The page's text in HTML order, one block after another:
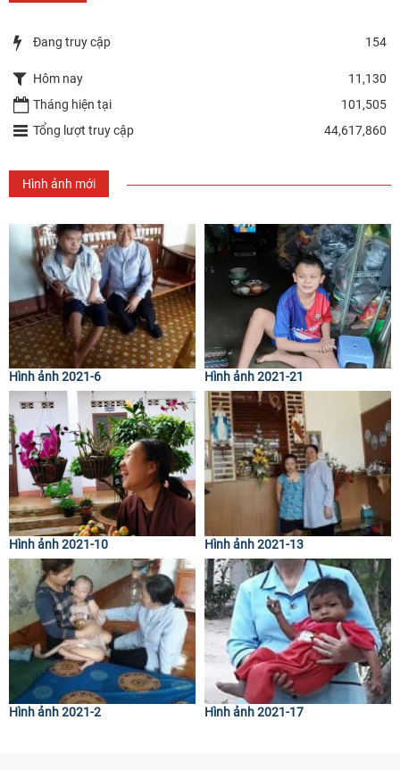
Đang truy cập 154
Hôm nay
11,130
Tháng hiện tại
101,505
Tổng lượt truy cập
44,617,860
Hình ảnh mới
Hình ảnh 2021-6 Hình ảnh 2021-21
Hình ảnh 2021-10 Hình ảnh 2021-13
Hình ảnh 2021-2 Hình ảnh 2021-17